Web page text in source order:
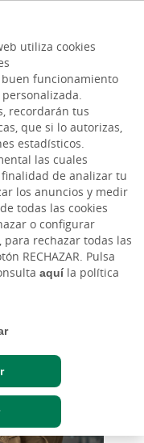
utiliza cookies
funcionamiento
recordarán tus
que si lo autorizas,
estadísticos.
las cuales
de analizar tu
los anuncios y medir
todas las cookies
o configurar
para rechazar todas las
RECHAZAR. Pulsa
aquíla política